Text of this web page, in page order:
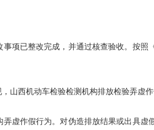
项已整改完成，并通过核查验收。按照
山西机动车检验检测机构排放检验弄虚作
虚作假行为。对伪造排放结果或出具虚